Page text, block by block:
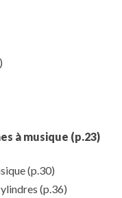
à musique (p.23)
(p.30)
(p.36)